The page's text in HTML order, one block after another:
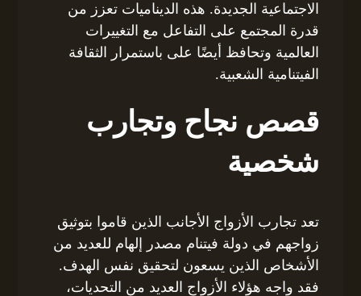
الاجتماعية الجديدة. هذه الديناميات تعزز من
قدرة المجتمع على التفاعل مع التغييرات
العالمية وتحافظ أيضًا على باستمرار الثقافة
الفيتنامية الشعبية.
قصص نجاح وتجارب
شخصية
تعد تجارب الأزواج الأجانب الذين قاموا بتوثيق
زواجهم في دولة فيتنام مصدر إلهام للعديد من
الأشخاص الذين يسعون لتحقيق نفس الهدف.
فقد واجه هؤلاء الأزواج العديد من التحديات،